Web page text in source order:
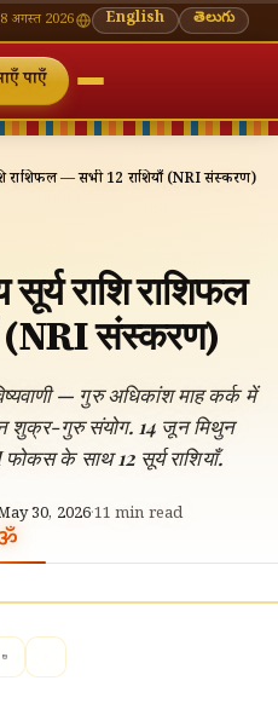
— भाद्रपद शुक्ल चतुर्थी⛩ काशी विश्वनाथ —
8 अगस्त 2026 English తెలుగు
पाएँ
राशिफल — सभी 12 राशियाँ (NRI संस्करण)
राशि राशिफल
(NRI संस्करण)
— गुरु अधिकांश माह कर्क में
शुक्र-गुरु संयोग. 14 जून मिथुन
के साथ 12 सूर्य राशियाँ.
30, 2026·11 min read